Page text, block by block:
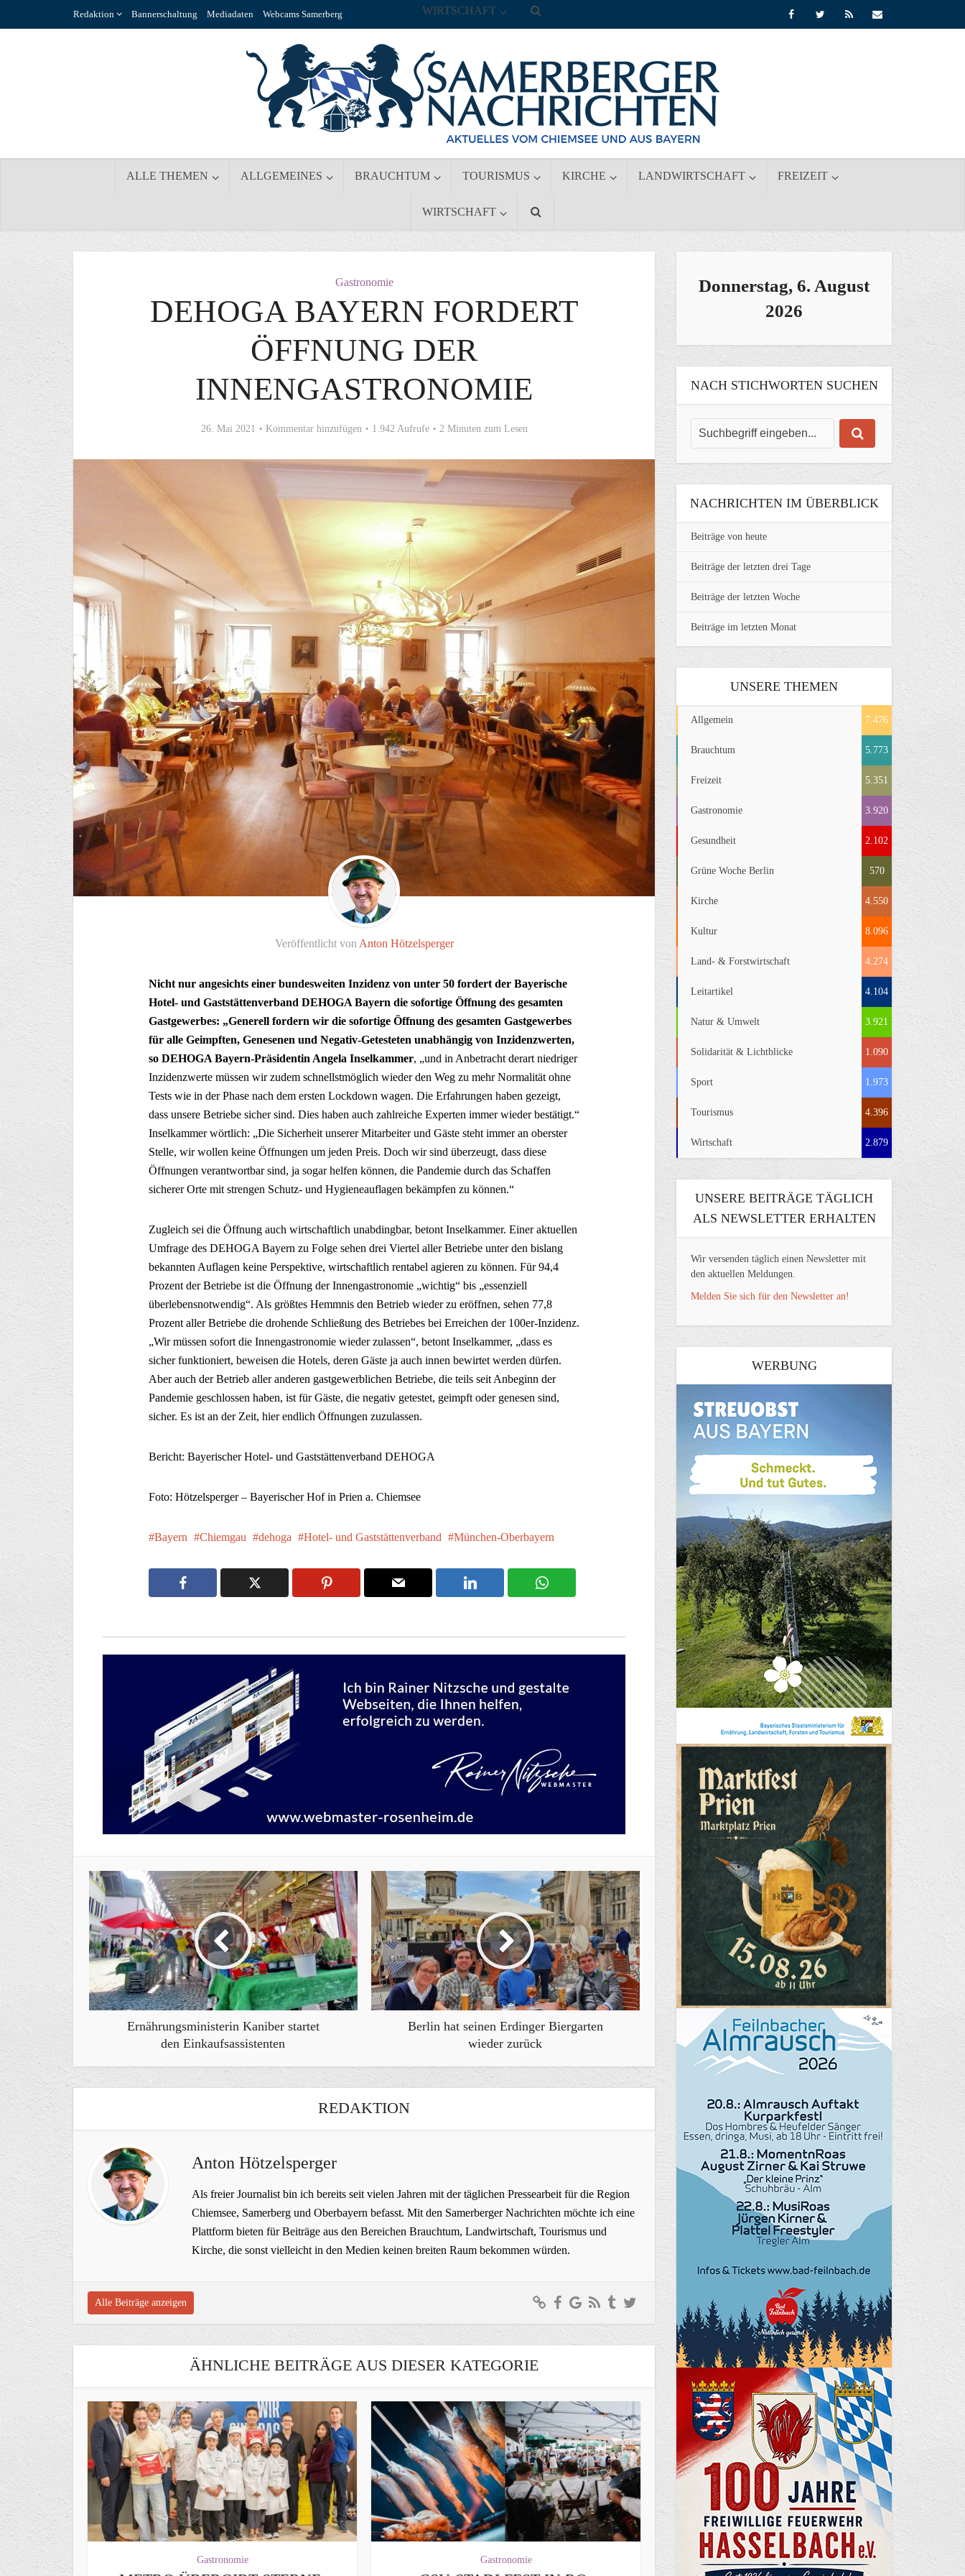
Redaktion Bannerschaltung Mediadaten Webcams Samerberg
ALLE THEMEN ALLGEMEINES BRAUCHTUM TOURISMUS KIRCHE LANDWIRTSCHAFT FREIZEIT
WIRTSCHAFT
WIRTSCHAFT
Gastronomie
DEHOGA BAYERN FORDERT
ÖFFNUNG DER
INNENGASTRONOMIE
26. Mai 2021 Kommentar hinzufügen 1.942 Aufrufe 2 Minuten zum Lesen
Veröffentlicht von Anton Hötzelsperger
Nicht nur angesichts einer bundesweiten Inzidenz von unter 50 fordert der Bayerische
Hotel- und Gaststättenverband DEHOGA Bayern die sofortige Öffnung des gesamten
Gastgewerbes: „Generell fordern wir die sofortige Öffnung des gesamten Gastgewerbes
für alle Geimpften, Genesenen und Negativ-Getesteten unabhängig von Inzidenzwerten,
so DEHOGA Bayern-Präsidentin Angela Inselkammer, „und in Anbetracht derart niedriger
Inzidenzwerte müssen wir zudem schnellstmöglich wieder den Weg zu mehr Normalität ohne
Tests wie in der Phase nach dem ersten Lockdown wagen. Die Erfahrungen haben gezeigt,
dass unsere Betriebe sicher sind. Dies haben auch zahlreiche Experten immer wieder bestätigt.“
Inselkammer wörtlich: „Die Sicherheit unserer Mitarbeiter und Gäste steht immer an oberster
Stelle, wir wollen keine Öffnungen um jeden Preis. Doch wir sind überzeugt, dass diese
Öffnungen verantwortbar sind, ja sogar helfen können, die Pandemie durch das Schaffen
sicherer Orte mit strengen Schutz- und Hygieneauflagen bekämpfen zu können.“
Zugleich sei die Öffnung auch wirtschaftlich unabdingbar, betont Inselkammer. Einer aktuellen
Umfrage des DEHOGA Bayern zu Folge sehen drei Viertel aller Betriebe unter den bislang
bekannten Auflagen keine Perspektive, wirtschaftlich rentabel agieren zu können. Für 94,4
Prozent der Betriebe ist die Öffnung der Innengastronomie „wichtig“ bis „essenziell
überlebensnotwendig“. Als größtes Hemmnis den Betrieb wieder zu eröffnen, sehen 77,8
Prozent aller Betriebe die drohende Schließung des Betriebes bei Erreichen der 100er-Inzidenz.
„Wir müssen sofort die Innengastronomie wieder zulassen“, betont Inselkammer, „dass es
sicher funktioniert, beweisen die Hotels, deren Gäste ja auch innen bewirtet werden dürfen.
Aber auch der Betrieb aller anderen gastgewerblichen Betriebe, die teils seit Anbeginn der
Pandemie geschlossen haben, ist für Gäste, die negativ getestet, geimpft oder genesen sind,
sicher. Es ist an der Zeit, hier endlich Öffnungen zuzulassen.
Bericht: Bayerischer Hotel- und Gaststättenverband DEHOGA
Foto: Hötzelsperger – Bayerischer Hof in Prien a. Chiemsee
Bayern Chiemgau dehoga Hotel- und Gaststättenverband München-Oberbayern
Ernährungsministerin Kaniber startet
den Einkaufsassistenten
Berlin hat seinen Erdinger Biergarten
wieder zurück
REDAKTION
Anton Hötzelsperger
Als freier Journalist bin ich bereits seit vielen Jahren mit der täglichen Pressearbeit für die Region
Chiemsee, Samerberg und Oberbayern befasst. Mit den Samerberger Nachrichten möchte ich eine
Plattform bieten für Beiträge aus den Bereichen Brauchtum, Landwirtschaft, Tourismus und
Kirche, die sonst vielleicht in den Medien keinen breiten Raum bekommen würden.
Alle Beiträge anzeigen
ÄHNLICHE BEITRÄGE AUS DIESER KATEGORIE
Gastronomie Gastronomie
Donnerstag, 6. August
2026
NACH STICHWORTEN SUCHEN
NACHRICHTEN IM ÜBERBLICK
Beiträge von heute
Beiträge der letzten drei Tage
Beiträge der letzten Woche
Beiträge im letzten Monat
UNSERE THEMEN
Allgemein 7.476
Brauchtum 5.773
Freizeit 5.351
Gastronomie 3.920
Gesundheit 2.102
Grüne Woche Berlin 570
Kirche 4.550
Kultur 8.096
Land- & Forstwirtschaft 4.274
Leitartikel 4.104
Natur & Umwelt 3.921
Solidarität & Lichtblicke 1.090
Sport 1.973
Tourismus 4.396
Wirtschaft 2.879
UNSERE BEITRÄGE TÄGLICH
ALS NEWSLETTER ERHALTEN
Wir versenden täglich einen Newsletter mit
den aktuellen Meldungen.
Melden Sie sich für den Newsletter an!
WERBUNG